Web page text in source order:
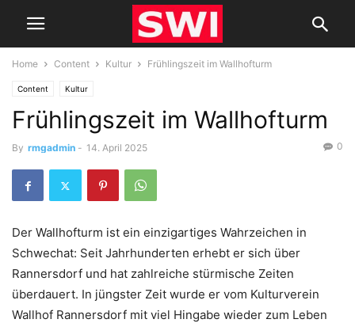
Home Content Kultur Frühlingszeit im Wallhofturm
Content Kultur
Frühlingszeit im Wallhofturm
By rmgadmin - 14. April 2025 0
Der Wallhofturm ist ein einzigartiges Wahrzeichen in
Schwechat: Seit Jahrhunderten erhebt er sich über
Rannersdorf und hat zahlreiche stürmische Zeiten
überdauert. In jüngster Zeit wurde er vom Kulturverein
Wallhof Rannersdorf mit viel Hingabe wieder zum Leben